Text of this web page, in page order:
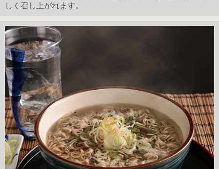
しく召し上がれます。